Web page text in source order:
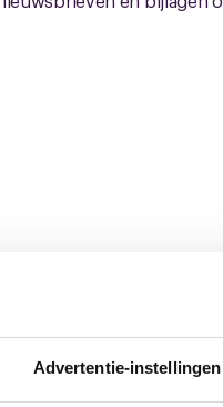
Advertentie-instellingen